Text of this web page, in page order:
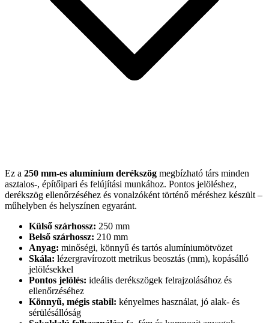
Ez a 250 mm-es alumínium derékszög megbízható társ minden
asztalos-, építőipari és felújítási munkához. Pontos jelöléshez,
derékszög ellenőrzéséhez és vonalzóként történő méréshez készült –
műhelyben és helyszínen egyaránt.
Külső szárhossz: 250 mm
Belső szárhossz: 210 mm
Anyag: minőségi, könnyű és tartós alumíniumötvözet
Skála: lézergravírozott metrikus beosztás (mm), kopásálló
jelölésekkel
Pontos jelölés: ideális derékszögek felrajzolásához és
ellenőrzéséhez
Könnyű, mégis stabil: kényelmes használat, jó alak- és
sérülésállóság